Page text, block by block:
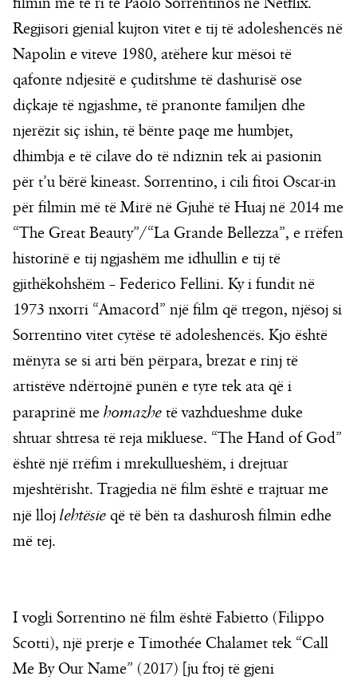
Regjisori gjenial kujton vitet e tij të adoleshencës në
Napolin e viteve 1980, atëhere kur mësoi të
qafonte ndjesitë e çuditshme të dashurisë ose
diçkaje të ngjashme, të pranonte familjen dhe
njerëzit siç ishin, të bënte paqe me humbjet,
dhimbja e të cilave do të ndiznin tek ai pasionin
për t’u bërë kineast. Sorrentino, i cili fitoi Oscar-in
për filmin më të Mirë në Gjuhë të Huaj në 2014 me
“The Great Beauty”/“La Grande Bellezza”, e rrëfen
historinë e tij ngjashëm me idhullin e tij të
gjithëkohshëm – Federico Fellini. Ky i fundit në
1973 nxorri “Amacord” një film që tregon, njësoj si
Sorrentino vitet cytëse të adoleshencës. Kjo është
mënyra se si arti bën përpara, brezat e rinj të
artistëve ndërtojnë punën e tyre tek ata që i
paraprinë me homazhe të vazhdueshme duke
shtuar shtresa të reja mikluese. “The Hand of God”
është një rrëfim i mrekullueshëm, i drejtuar
mjeshtërisht. Tragjedia në film është e trajtuar me
një lloj lehtësie që të bën ta dashurosh filmin edhe
më tej.
I vogli Sorrentino në film është Fabietto (Filippo
Scotti), një prerje e Timothée Chalamet tek “Call
Me By Our Name” (2017) [ju ftoj të gjeni